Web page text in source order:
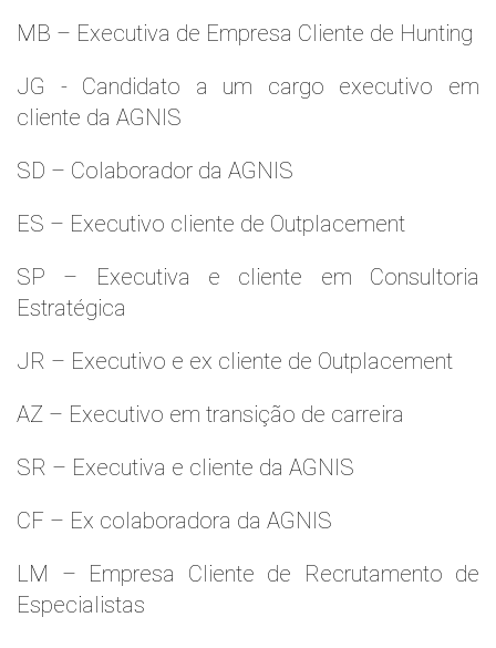
MB – Executiva de Empresa Cliente de Hunting
JG - Candidato a um cargo executivo em
cliente da AGNIS
SD – Colaborador da AGNIS
ES – Executivo cliente de Outplacement
SP – Executiva e cliente em Consultoria
Estratégica
JR – Executivo e ex cliente de Outplacement
AZ – Executivo em transição de carreira
SR – Executiva e cliente da AGNIS
CF – Ex colaboradora da AGNIS
LM – Empresa Cliente de Recrutamento de
Especialistas